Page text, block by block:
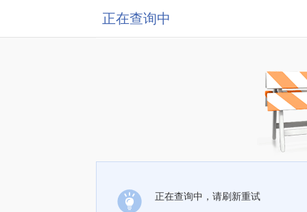
正在查询中
正在查询中，请刷新重试